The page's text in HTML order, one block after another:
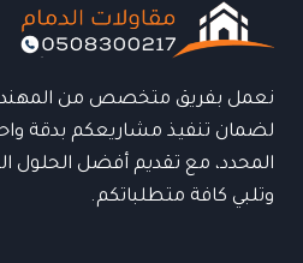
نعمل بفريق متخصص من
لضمان تنفيذ مشاريعكم بدقة
المحدد، مع تقديم أفضل الحلول
وتلبي كافة متطلباتكم.